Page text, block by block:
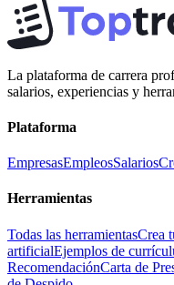
La plataforma de carrera
salarios, experiencias y
Plataforma
EmpresasEmpleosSalarios
Herramientas
Todas las herramientasCrea
artificialEjemplos de
RecomendaciónCarta de